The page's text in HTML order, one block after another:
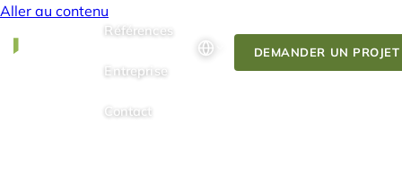
Aller au contenu
Références
Entreprise
Contact
DEMANDER UN PROJET